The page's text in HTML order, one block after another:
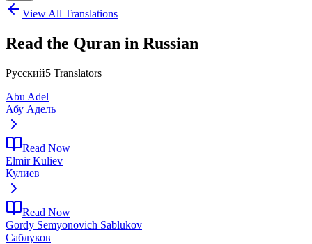
View All Translations
Read the Quran in Russian
Русский5 Translators
Abu Adel
Абу Адель
Read Now
Elmir Kuliev
Кулиев
Read Now
Gordy Semyonovich Sablukov
Саблуков